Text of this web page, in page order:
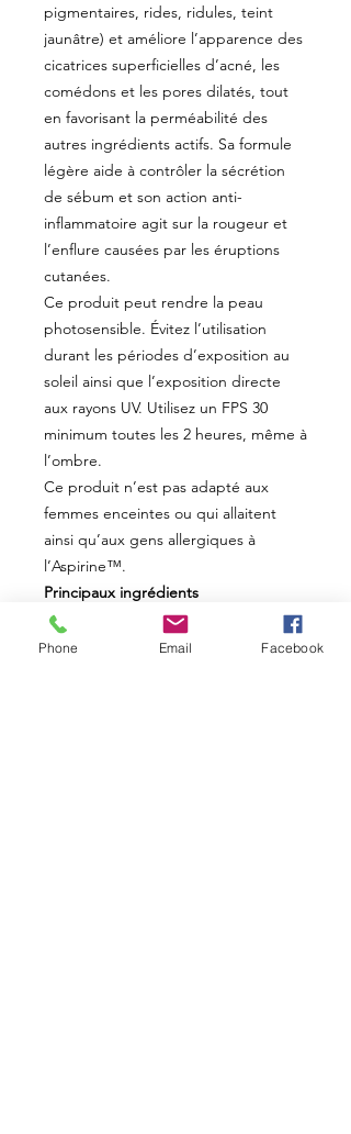
pigmentaires, rides, ridules, teint
jaunâtre) et améliore l’apparence des
cicatrices superficielles d’acné, les
comédons et les pores dilatés, tout
en favorisant la perméabilité des
autres ingrédients actifs. Sa formule
légère aide à contrôler la sécrétion
de sébum et son action anti-
inflammatoire agit sur la rougeur et
l’enflure causées par les éruptions
cutanées.
Ce produit peut rendre la peau
photosensible. Évitez l’utilisation
durant les périodes d’exposition au
soleil ainsi que l’exposition directe
aux rayons UV. Utilisez un FPS 30
minimum toutes les 2 heures, même à
l’ombre.
Ce produit n’est pas adapté aux
femmes enceintes ou qui allaitent
ainsi qu’aux gens allergiques à
l’Aspirine™.
Principaux ingrédients
Acide glycolique 5%
Acide salicylique 2%
Phone Email Facebook